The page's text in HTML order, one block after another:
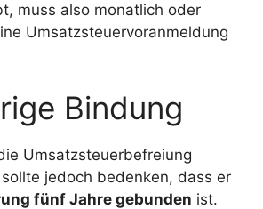
muss also monatlich oder
Umsatzsteuervoranmeldung
Bindung
Umsatzsteuerbefreiung
jedoch bedenken, dass er
fünf Jahre gebunden ist.